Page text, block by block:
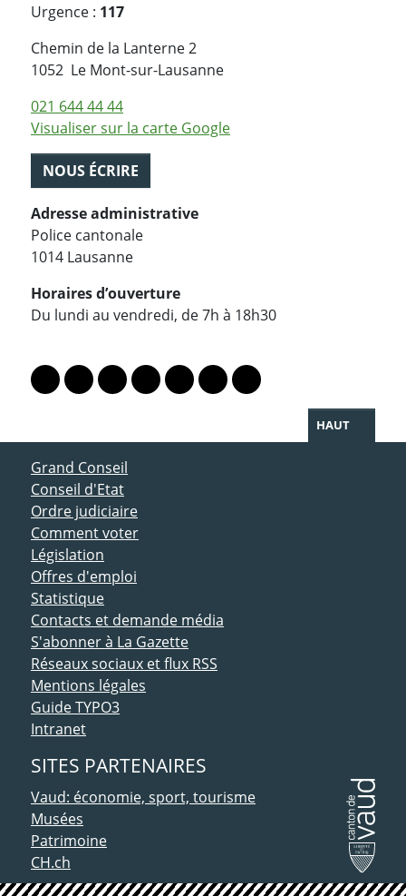
Urgence : 117
Chemin de la Lanterne 2
1052 Le Mont-sur-LausanneSuisse
021 644 44 44
Visualiser sur la carte Google
NOUS ÉCRIRE
Adresse administrative
Police cantonale
1014 Lausanne
Horaires d’ouverture
Du lundi au vendredi, de 7h à 18h30
Lien vers le profil Mastodon
Lien vers le profil Bluesky
Lien vers le profil Instagram
Lien vers le profil Linkedin
Lien vers le profil Facebook
Lien vers le profil Twitter
Partager par WhatsApp
HAUT
ACCÈS DIRECT
Grand Conseil
Conseil d'Etat
Ordre judiciaire
Comment voter
Législation
Offres d'emploi
Statistique
Contacts et demande média
S'abonner à La Gazette
Réseaux sociaux et flux RSS
Mentions légales
Guide TYPO3
Intranet
SITES PARTENAIRES
Vaud: économie, sport, tourisme
Musées
Patrimoine
CH.ch